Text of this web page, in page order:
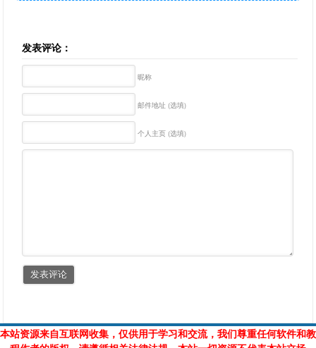
发表评论：
昵称
邮件地址 (选填)
个人主页 (选填)
本站资源来自互联网收集，仅供用于学习和交流，我们尊重任何软件和教